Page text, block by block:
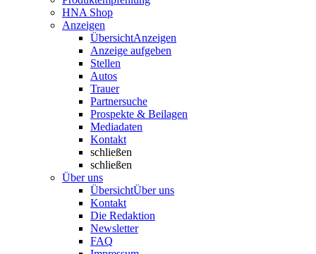
HNA Shop
Anzeigen
ÜbersichtAnzeigen
Anzeige aufgeben
Stellen
Autos
Trauer
Partnersuche
Prospekte & Beilagen
Mediadaten
Kontakt
schließen
schließen
Über uns
ÜbersichtÜber uns
Kontakt
Die Redaktion
Newsletter
FAQ